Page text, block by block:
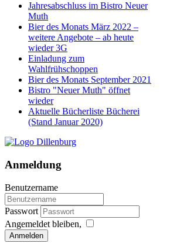
Jahresabschluss im Bistro Neuer
Muth
Bier des Monats März 2022 –
weitere Angebote – ab heute
wieder 3G
Einladung zum
Wahlfrühschoppen
Bier des Monats September 2021
Bistro "Neuer Muth" öffnet
wieder
Aktuelle Bücherliste Bücherei
(Stand Januar 2020)
Anmeldung
Benutzername
Passwort
Angemeldet bleiben,
Anmelden